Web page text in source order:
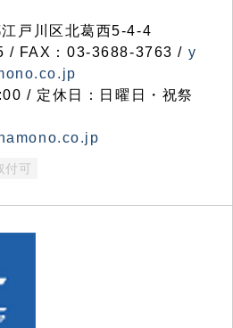
戸川区北葛西5-4-4
/ FAX：03-3688-3763 / y
/ 定休日：日曜日・祝祭
付可